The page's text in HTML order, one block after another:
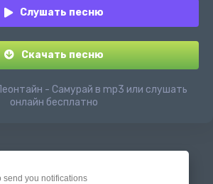
Слушать песню
Скачать песню
- Самурай в mp3 или слушать
онлайн бесплатно
send you notifications